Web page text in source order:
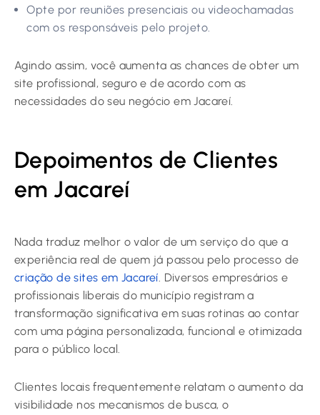
Opte por reuniões presenciais ou videochamadas
com os responsáveis pelo projeto.
Agindo assim, você aumenta as chances de obter um
site profissional, seguro e de acordo com as
necessidades do seu negócio em Jacareí.
Depoimentos de Clientes
em Jacareí
Nada traduz melhor o valor de um serviço do que a
experiência real de quem já passou pelo processo de
criação de sites em Jacareí. Diversos empresários e
profissionais liberais do município registram a
transformação significativa em suas rotinas ao contar
com uma página personalizada, funcional e otimizada
para o público local.
Clientes locais frequentemente relatam o aumento da
visibilidade nos mecanismos de busca, o